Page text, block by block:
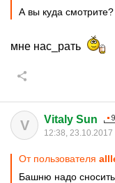
А вы куда
мне нас_рать
V Vitaly Sun
12:38, 23.10.2017
От пользователя
Башню надо